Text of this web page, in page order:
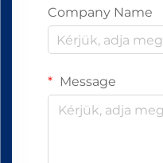
Company Name
Message